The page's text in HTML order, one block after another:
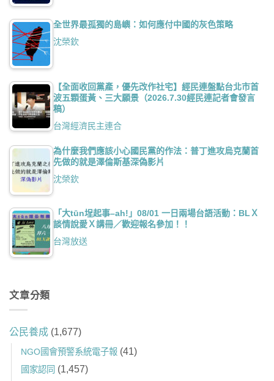
全世界最孤獨的島嶼：如何應付中國的灰色策略
沈榮欽
【全面收回黨產，優先改作社宅】經民連盤點台北市首
波五顆蛋黃、三大願景（2026.7.30經民連記者會發言
稿）
台灣經濟民主連合
為什麼我們應該小心國民黨的作法：普丁進攻烏克蘭首
先做的就是澤倫斯基深偽影片
沈榮欽
「大tūn埕起事–ah!」08/01 一日兩場台語活動：BLＸ
談情說愛Ｘ講冊／歡迎報名參加！！
台灣放送
文章分類
公民養成 (1,677)
NGO國會預警系統電子報 (41)
國家認同 (1,457)